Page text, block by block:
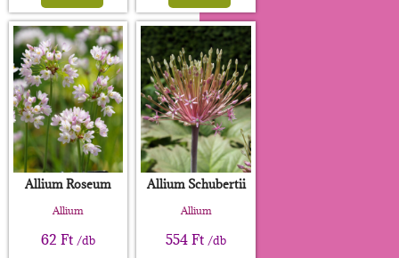
Allium Roseum
Allium
62Ft /db
Allium Schubertii
Allium
554Ft /db